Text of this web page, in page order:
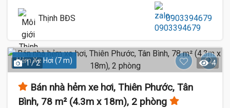
Thịnh BĐS 0903394679
Hẻm Xe Hơi (7 m)
1 / 2 4
Bán nhà hẻm xe hơi, Thiên Phước, Tân
Bình, 78 m² (4.3m x 18m), 2 phòng